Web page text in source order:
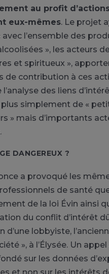
au profit
eux-mêmes. Le projet
l’ensemble des
», les acteurs
et spiritueux »,
de contribution à ces
des liens
plus simplement de «
» mais d’importants
DANGEREUX ?
a provoqué les
de santé
de la loi Évin ainsi
du conflit d’intérêt
d’une lobbyiste,
», à l’Élysée. Un
sur les données
et non sur les intérêts